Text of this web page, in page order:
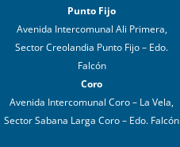
Punto Fijo
Avenida Intercomunal Ali Primera,
Sector Creolandia Punto Fijo – Edo.
Falcón
Coro
Avenida Intercomunal Coro – La Vela,
Sector Sabana Larga Coro – Edo. Falcón